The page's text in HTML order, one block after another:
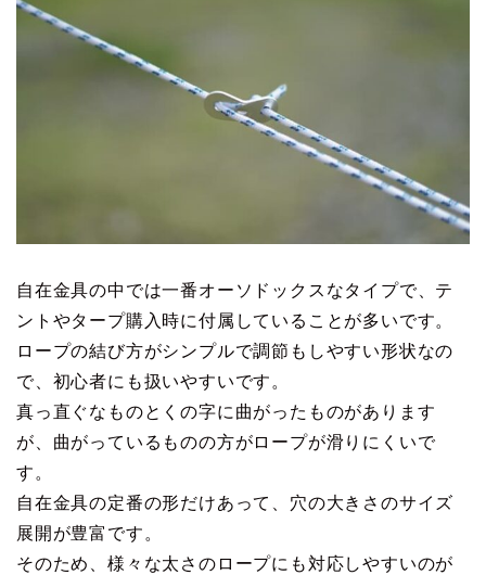
自在金具の中では一番オーソドックスなタイプで、テ
ントやタープ購入時に付属していることが多いです。
ロープの結び方がシンプルで調節もしやすい形状なの
で、初心者にも扱いやすいです。
真っ直ぐなものとくの字に曲がったものがあります
が、曲がっているものの方がロープが滑りにくいで
す。
自在金具の定番の形だけあって、穴の大きさのサイズ
展開が豊富です。
そのため、様々な太さのロープにも対応しやすいのが